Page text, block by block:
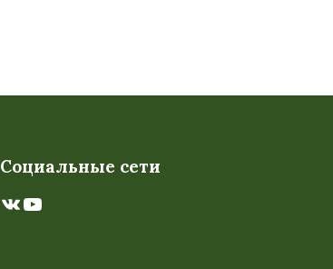
Социальные сети
ВКонтакте
YouTube